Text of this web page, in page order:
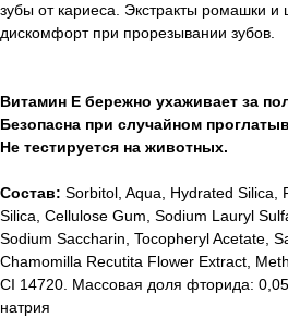
зубы от кариеса. Экстракты ромашки
дискомфорт при прорезывании зубов.
Витамин Е бережно ухаживает за
Безопасна при случайном
Не тестируется на животных.
Состав: Sorbitol, Aqua, Hydrated Silica,
Silica, Сellulose Gum, Sodium Lauryl
Sodium Saccharin, Tocopheryl Acetate,
Chamomilla Recutita Flower Extract,
CI 14720. Массовая доля фторида:
натрия